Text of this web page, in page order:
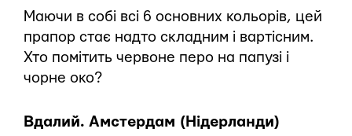
Маючи в собі всі 6 основних кольорів, цей
прапор стає надто складним і вартісним.
Хто помітить червоне перо на папузі і
чорне око?
Вдалий. Амстердам (Нідерланди)